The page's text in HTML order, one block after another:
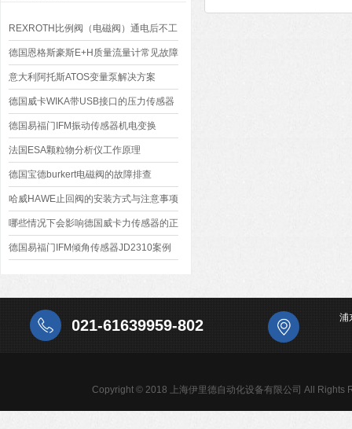
REXROTH比例阀（电磁阀）通电后不工
作如何及时解决
德国恩格斯豪斯E+H质量流量计常见故障
问题及处理方法
意大利阿托斯ATOS变量泵解决方案
德国威卡WIKA带USB接口的压力传感器
的应用范围
德国易福门IFM振动传感器机电变换
法国ESA颗粒物分析仪工作原理
德国宝德burkert电磁阀的故障排查
哈威HAWE止回阀的安装方式与注意事项
哪些情况下会影响德国威卡力传感器的正
常工作
德国易福门IFM倾角传感器JD2310案例
021-61639959-802 浦
Copyright © 2018 上海伊里德自动化设备有限公司 All Rights